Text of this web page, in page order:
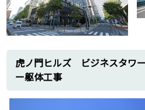
用賀駅前オフィス
事
1989年
ヨコハマニューグ
東洋英和女学院短大
1988年
町田大丸デパート建
IHI石川播摩重工構
虎ノ門ヒルズ ビジネスタワ
ー躯体工事